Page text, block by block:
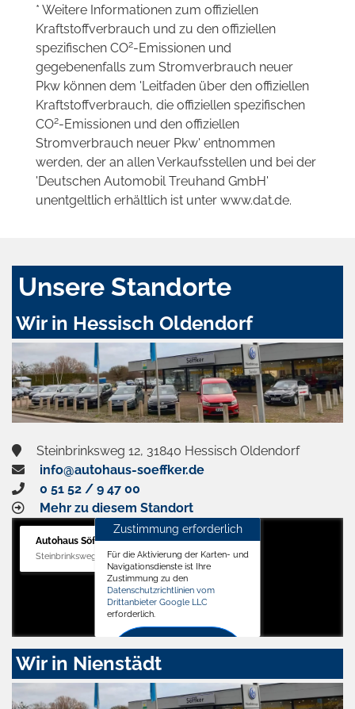
* Weitere Informationen zum offiziellen
Kraftstoffverbrauch und zu den offiziellen
spezifischen CO2-Emissionen und
gegebenenfalls zum Stromverbrauch neuer
Pkw können dem 'Leitfaden über den offiziellen
Kraftstoffverbrauch, die offiziellen spezifischen
CO2-Emissionen und den offiziellen
Stromverbrauch neuer Pkw' entnommen
werden, der an allen Verkaufsstellen und bei der
'Deutschen Automobil Treuhand GmbH'
unentgeltlich erhältlich ist unter www.dat.de.
Unsere Standorte
Wir in Hessisch Oldendorf
Steinbrinksweg 12, 31840 Hessisch Oldendorf
info@autohaus-soeffker.de
0 51 52 / 9 47 00
Mehr zu diesem Standort
Autohaus Söffker GmbH
Steinbrinksweg 12, 31840 Hessisch Oldendorf
Zustimmung erforderlich
Für die Aktivierung der Karten- und
Navigationsdienste ist Ihre
Zustimmung zu den
Datenschutzrichtlinien vom
Drittanbieter Google LLC
erforderlich.
Zustimmen
aktivieren
Wir in Nienstädt